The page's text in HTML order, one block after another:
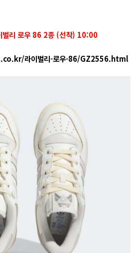
벌리 로우 86 2종 (선착) 10:00
라이벌리-로우-86/GZ2556.html